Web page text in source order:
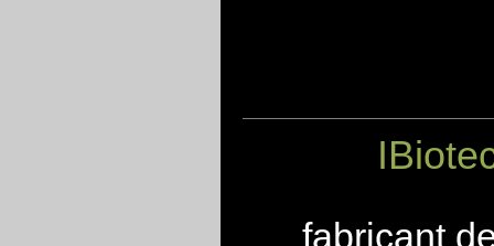
fabricant